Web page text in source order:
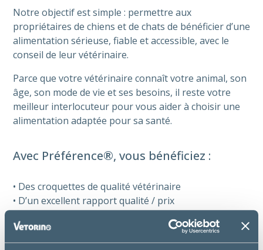
Notre objectif est simple : permettre aux
propriétaires de chiens et de chats de bénéficier d’une
alimentation sérieuse, fiable et accessible, avec le
conseil de leur vétérinaire.
Parce que votre vétérinaire connaît votre animal, son
âge, son mode de vie et ses besoins, il reste votre
meilleur interlocuteur pour vous aider à choisir une
alimentation adaptée pour sa santé.
Avec Préférence®, vous bénéficiez :
• Des croquettes de qualité vétérinaire
• D’un excellent rapport qualité / prix
• D’une fabrication française
• De grands conditionnements pour optimiser le prix
au kilo